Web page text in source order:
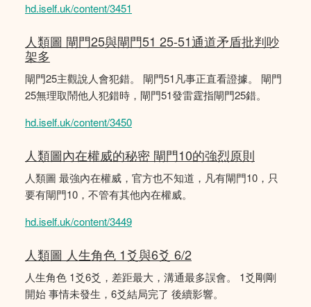
hd.iself.uk/content/3451
人類圖 閘門25與閘門51 25-51通道矛盾批判吵
架多
閘門25主觀說人會犯錯。 閘門51凡事正直看證據。 閘門
25無理取鬧他人犯錯時，閘門51發雷霆指閘門25錯。
hd.iself.uk/content/3450
人類圖內在權威的秘密 閘門10的強烈原則
人類圖 最強內在權威，官方也不知道，凡有閘門10，只
要有閘門10，不管有其他內在權威。
hd.iself.uk/content/3449
人類圖 人生角色 1爻與6爻 6/2
人生角色 1爻6爻，差距最大，溝通最多誤會。 1爻剛剛
開始 事情未發生，6爻結局完了 後續影響。